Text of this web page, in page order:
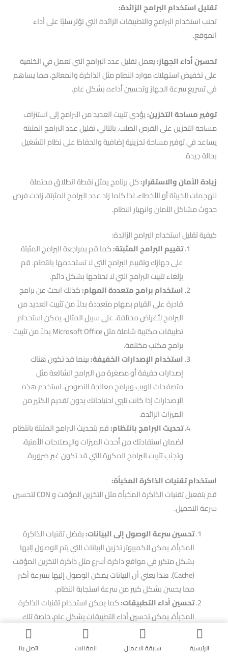
تقليل استخدام البرامج الزائدة:
تجنب استخدام البرامج والتطبيقات الزائدة التي تؤثر سلبًا على أداء
الموقع.
تحسين أداء الجهاز:يعمل تقليل عدد البرامج التي تعمل في الخلفية
على تخفيض استهلاك موارد النظام مثل الذاكرة والمعالج، مما يساهم
في تسريع سرعة الجهاز وتحسين أداءه بشكل عام.
توفير مساحة التخزين:يؤدي تثبيت العديد من البرامج إلى استنزاف
مساحة التخزين على القرص الصلب. بالتالي، تقليل عدد البرامج المثبتة
يساعد في توفير مساحة تخزينية إضافية والحفاظ على نظام التشغيل
بحالة جيدة.
زيادة الأمان والاستقرار:كل برنامج يمثل نقطة انطلاق محتملة
للهجمات الخبيثة أو الأخطاء، لذا كلما زاد عدد البرامج المثبتة، زادت فرص
حدوث مشاكل الأمان وانهيار النظام.
كيفية تقليل استخدام البرامج الزائدة:
تقييم البرامج المثبتة:كما قم بمراجعة البرامج المثبتة
على جهازك وتقييم البرامج التي لا تستخدمها بانتظام. قم
بإلغاء تثبيت البرامج التي لا تحتاجها بشكل دائم.
استخدام برامج متعددة المهام:كذلك ابحث عن برامج
قادرة على القيام بمهام متعددة بدلاً من تثبيت العديد من
البرامج لأغراض مختلفة. على سبيل المثال، يمكن استخدام
تطبيقات مكتبية شاملة مثل Microsoft Office بدلاً من تثبيت
برامج مكتب مختلفة.
استخدام الإصدارات الخفيفة:بينما قد تكون هناك
إصدارات خفيفة أو مصغرة من البرامج الشائعة مثل
متصفحات الويب وبرامج معالجة النصوص. استخدم هذه
الإصدارات إذا كانت تلبي احتياجاتك بدون تقديم الكثير من
الميزات الزائدة.
تحديث البرامج بانتظام:قم بتحديث البرامج المثبتة بانتظام
لضمان استفادتك من أحدث الميزات والإصلاحات الأمنية،
وتجنب تثبيت البرامج المكررة التي قد تكون غير ضرورية.
استخدام تقنيات الذاكرة المخبأة:
قم بتفعيل تقنيات الذاكرة المخبأة مثل التخزين المؤقت و CDN لتحسين
سرعة التحميل.
تحسين سرعة الوصول إلى البيانات:بفضل تقنيات الذاكرة
المخبأة، يمكن للكمبيوتر تخزين البيانات التي يتم الوصول إليها
بشكل متكرر في مواقع ذاكرة أسرع مثل ذاكرة التخزين المؤقت
(Cache). هذا يعني أن البيانات يمكن الوصول إليها بسرعة أكبر
مما يحسن بشكل كبير من سرعة استجابة النظام.
تحسين أداء التطبيقات:كما يمكن استخدام تقنيات الذاكرة
المخبأة، يمكن تحسين أداء التطبيقات بشكل عام، خاصة تلك
التي تعتمد على الوصول المتكرر إلى البيانات مثل تطبيقات
معالجة البيانات الكبيرة أو الألعاب الحاسوبية الثقيلة.الرئيسية سابقة الاعمال المقالات اتصل بنا